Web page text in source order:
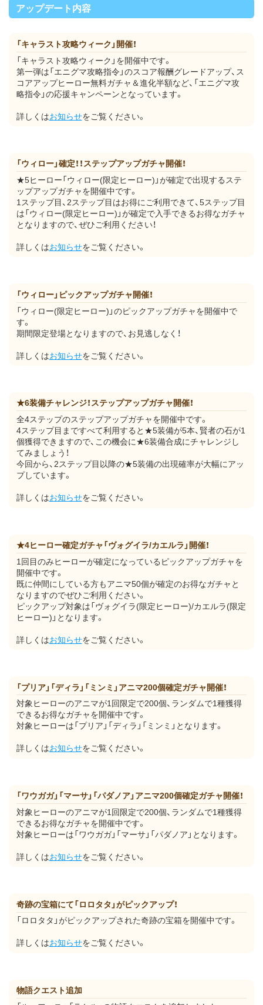
アップデート内容
「キャラスト攻略ウィーク」開催！
「キャラスト攻略ウィーク」を開催中です。
第一弾は「エニグマ攻略指令」のスコア報酬グレードアップ、ス
コアアップヒーロー無料ガチャ＆進化半額など、「エニグマ攻
略指令」の応援キャンペーンとなっています。
詳しくはお知らせをご覧ください。
「ウィロー」確定！！ステップアップガチャ開催！
★5ヒーロー「ウィロー(限定ヒーロー)」が確定で出現するステ
ップアップガチャを開催中です。
1ステップ目、2ステップ目はお得にご利用できて、5ステップ目
は「ウィロー(限定ヒーロー)」が確定で入手できるお得なガチャ
となりますので、ぜひご利用ください！
詳しくはお知らせをご覧ください。
「ウィロー」ピックアップガチャ開催！
「ウィロー(限定ヒーロー)」のピックアップガチャを開催中で
す。
期間限定登場となりますので、お見逃しなく！
詳しくはお知らせをご覧ください。
★6装備チャレンジ！ステップアップガチャ開催！
全4ステップのステップアップガチャを開催中です。
4ステップ目まですべて利用すると★5装備が5本、賢者の石が1
個獲得できますので、この機会に★6装備合成にチャレンジし
てみましょう！
今回から、2ステップ目以降の★5装備の出現確率が大幅にアッ
プしています。
詳しくはお知らせをご覧ください。
★4ヒーロー確定ガチャ「ヴォグイラ/カエルラ」開催！
1回目のみヒーローが確定になっているピックアップガチャを
開催中です。
既に仲間にしている方もアニマ50個が確定のお得なガチャと
なりますのでぜひご利用ください。
ピックアップ対象は「ヴォグイラ(限定ヒーロー)/カエルラ(限定
ヒーロー)」となります。
詳しくはお知らせをご覧ください。
「プリア」「ディラ」「ミンミ」アニマ200個確定ガチャ開催！
対象ヒーローのアニマが1回限定で200個、ランダムで1種獲得
できるお得なガチャを開催中です。
対象ヒーローは「プリア」「ディラ」「ミンミ」となります。
詳しくはお知らせをご覧ください。
「ワウガガ」「マーサ」「パダノア」アニマ200個確定ガチャ開催！
対象ヒーローのアニマが1回限定で200個、ランダムで1種獲得
できるお得なガチャを開催中です。
対象ヒーローは「ワウガガ」「マーサ」「パダノア」となります。
詳しくはお知らせをご覧ください。
奇跡の宝箱にて「ロロタタ」がピックアップ！
「ロロタタ」がピックアップされた奇跡の宝箱を開催中です。
詳しくはお知らせをご覧ください。
物語クエスト追加